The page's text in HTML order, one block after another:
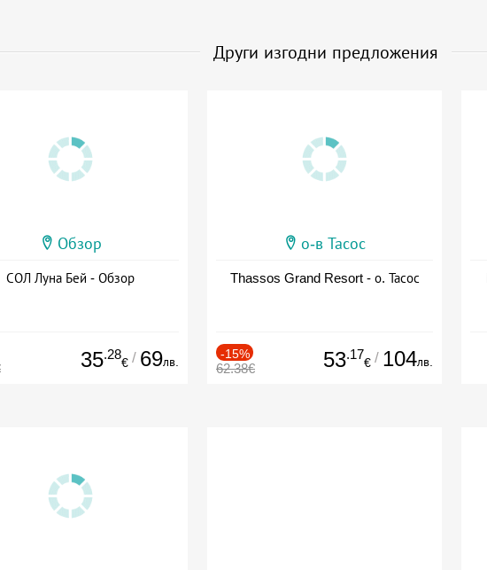
Други изгодни предложения
Обзор
СОЛ Луна Бей - Обзор
35.28
€ / 69лв.
о-в Тасос
Thassos Grand Resort - о. Тасос
-15%
62.38€ 53.17
€ / 104лв.